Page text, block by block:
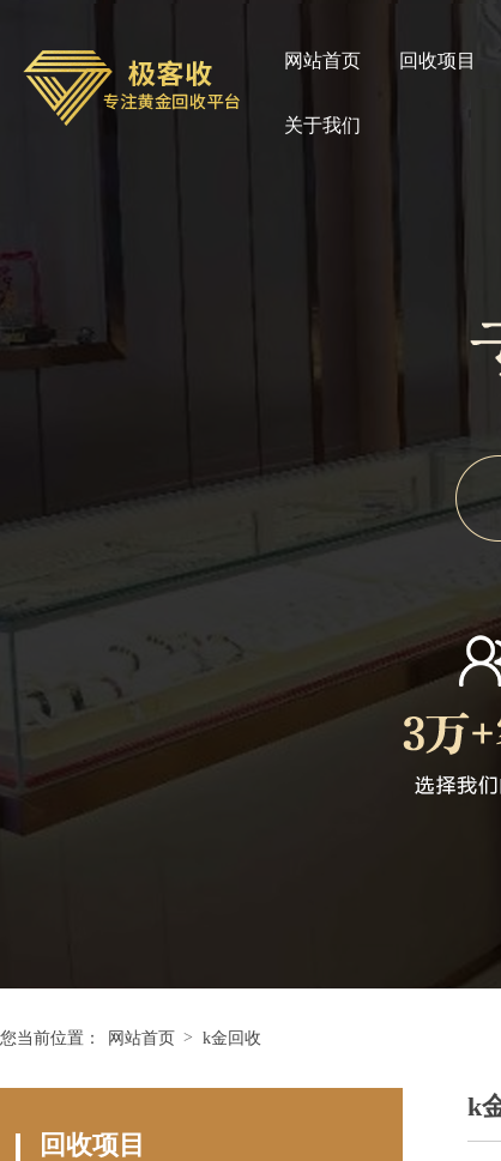
网站首页 回收项目
关于我们
您当前位置： 网站首页 > k金回收
回收项目
k